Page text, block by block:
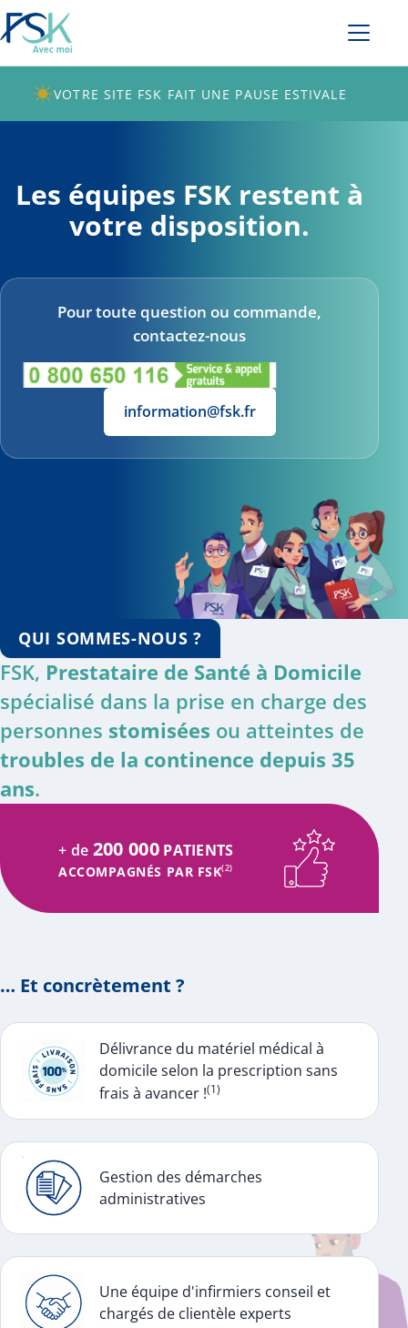
VOTRE SITE FSK FAIT UNE PAUSE ESTIVALE
Les équipes FSK restent à
votre disposition.
Pour toute question ou commande,
contactez-nous
information@fsk.fr
QUI SOMMES-NOUS ?
FSK, Prestataire de Santé à Domicile
spécialisé dans la prise en charge des
personnes stomisées ou atteintes de
troubles de la continence depuis 35
ans.
+ de 200 000 PATIENTS
ACCOMPAGNÉS PAR FSK(2)
… Et concrètement ?
Délivrance du matériel médical à
domicile selon la prescription sans
frais à avancer !(1)
Gestion des démarches
administratives
Une équipe d'infirmiers conseil et
chargés de clientèle experts